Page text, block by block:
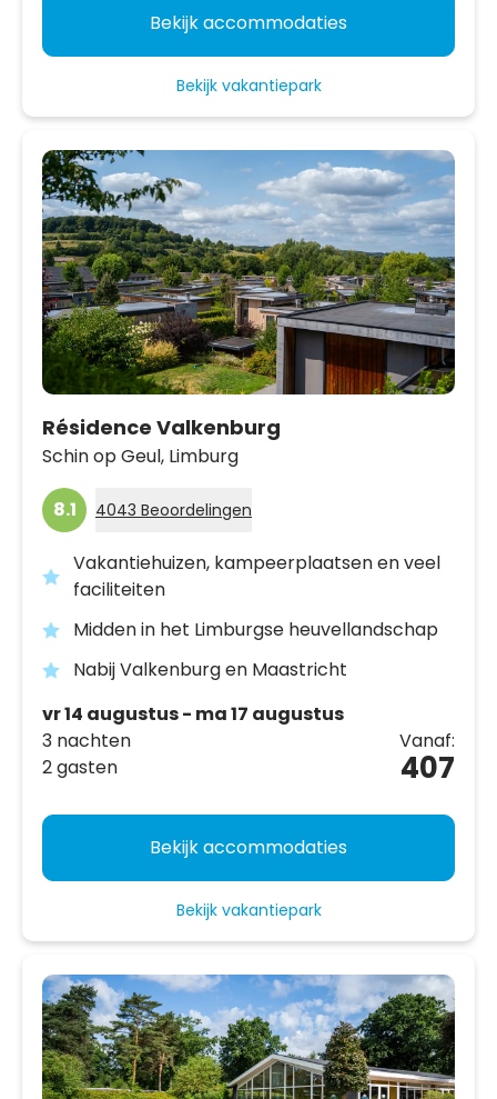
Bekijk accommodaties
Bekijk vakantiepark
Résidence Valkenburg
Schin op Geul, Limburg
8.1 4043 Beoordelingen
Vakantiehuizen, kampeerplaatsen en veel
faciliteiten
Midden in het Limburgse heuvellandschap
Nabij Valkenburg en Maastricht
vr 14 augustus - ma 17 augustus
3 nachten
2 gasten
Vanaf:
407
Bekijk accommodaties
Bekijk vakantiepark